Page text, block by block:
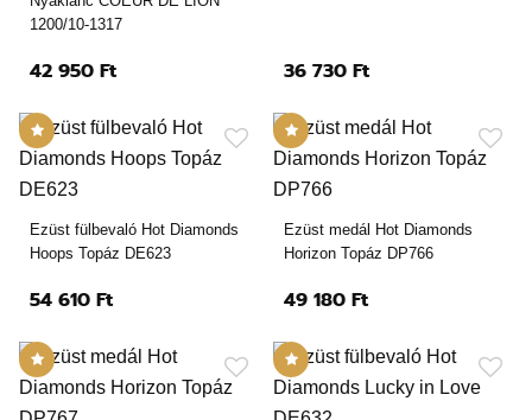
1200/10-1317
42 950 Ft 36 730 Ft
Ezüst fülbevaló Hot Diamonds
Hoops Topáz DE623
54 610 Ft
Ezüst medál Hot Diamonds
Horizon Topáz DP766
49 180 Ft